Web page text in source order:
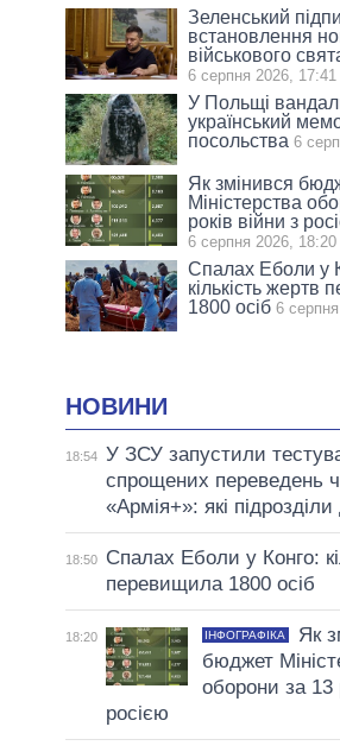
Зеленський
встановлення
військового
6 серпня 2026, 17:41
У Польщі
український
посольства 6
Як змінився
Міністерства
років війни з
6 серпня 2026, 18:20
Спалах Еболи у
кількість жертв
1800 осіб 6
НОВИНИ
18:54 У ЗСУ запустили
спрощених переведень
«Армія+»: які підрозділи
18:50
Спалах Еболи у Конго:
перевищила 1800 осіб
18:20 ІНФОГРАФІКА
Як
бюджет
оборони за 13
росією